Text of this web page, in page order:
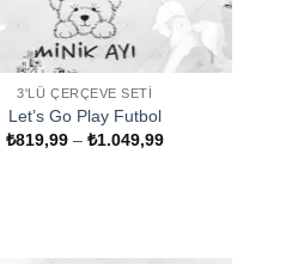
3'LÜ ÇERÇEVE SETI
Let’s Go Play Futbol
₺819,99 – ₺1.049,99Fiyat